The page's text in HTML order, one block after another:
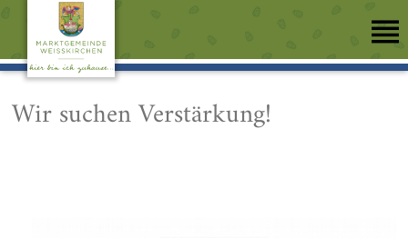
Wir suchen Verstärkung!